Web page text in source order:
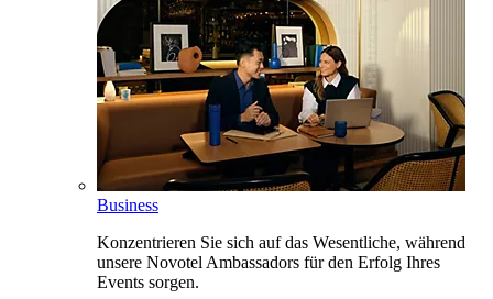
Business
Konzentrieren Sie sich auf das Wesentliche, während
unsere Novotel Ambassadors für den Erfolg Ihres
Events sorgen.